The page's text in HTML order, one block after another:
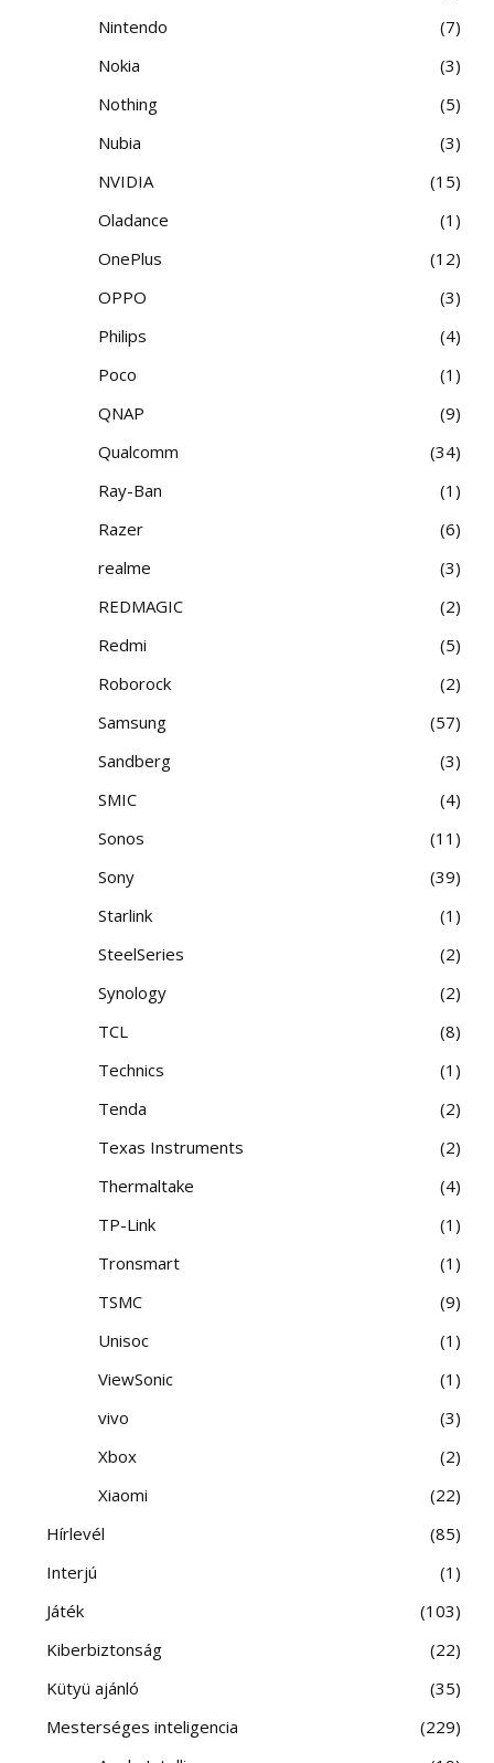
Nintendo
7
Nokia
3
Nothing
5
Nubia
3
NVIDIA
15
Oladance
1
OnePlus
12
OPPO
3
Philips
4
Poco
1
QNAP
9
Qualcomm
34
Ray-Ban
1
Razer
6
realme
3
REDMAGIC
2
Redmi
5
Roborock
2
Samsung
57
Sandberg
3
SMIC
4
Sonos
11
Sony
39
Starlink
1
SteelSeries
2
Synology
2
TCL
8
Technics
1
Tenda
2
Texas Instruments
2
Thermaltake
4
TP-Link
1
Tronsmart
1
TSMC
9
Unisoc
1
ViewSonic
1
vivo
3
Xbox
2
Xiaomi
22
Hírlevél
85
Interjú
1
Játék
103
Kiberbiztonság
22
Kütyü ajánló
35
Mesterséges inteligencia
229